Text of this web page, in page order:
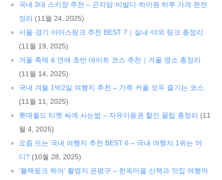
국내 3대 스키장 추천 – 곤지암·비발디·하이원 하루 가격 완전
정리 (11월 24, 2025)
서울·경기 아이스링크 추천 BEST 7｜실내·야외 링크 총정리
(11월 19, 2025)
겨울 축제 & 연애 초반 데이트 코스 추천｜겨울 명소 총정리
(11월 14, 2025)
국내 겨울 1박2일 여행지 추천 – 가족·커플 모두 즐기는 코스
(11월 11, 2025)
롯데월드 티켓 싸게 사는법 – 자유이용권 할인 꿀팁 총정리 (11
월 4, 2025)
요즘 뜨는 국내 여행지 추천 BEST 6 – 국내 여행지 1위는 어
디? (10월 28, 2025)
‘블랙핑크 뛰어’ 촬영지 은평구 – 한옥마을 산책과 맛집 여행까